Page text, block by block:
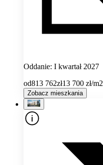
Oddanie: I kwartał 2027
od813 762zł13 700 zł/m2
Zobacz mieszkania